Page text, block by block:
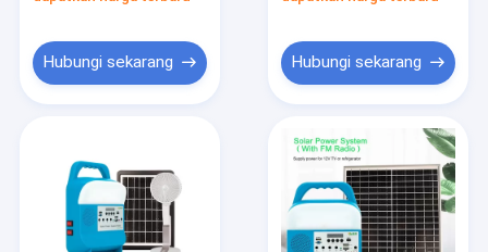
Hubungi sekarang Hubungi sekarang